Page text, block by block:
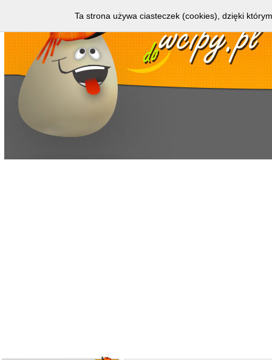
Ta strona używa ciasteczek (cookies), dzięki